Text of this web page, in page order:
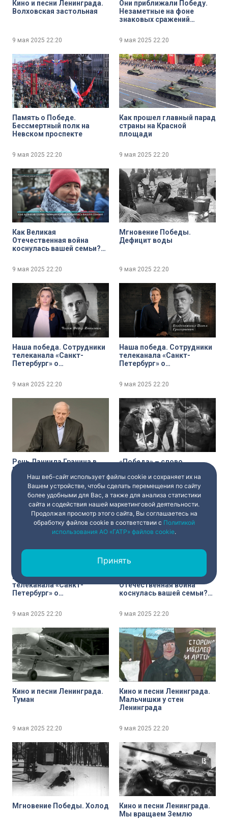
Кино и песни Ленинграда.
Волховская застольная
9 мая 2025 22:20
Они приближали Победу.
Незаметные на фоне
знаковых сражений
9 мая 2025 22:20
Память о Победе.
Бессмертный полк на
Невском проспекте
9 мая 2025 22:20
Как прошел главный парад
страны на Красной
площади
9 мая 2025 22:20
Как Великая
Отечественная война
коснулась вашей семьи?
9 мая 2025 22:20
Мгновение Победы.
Дефицит воды
9 мая 2025 22:20
Наша победа. Сотрудники
телеканала «Санкт-
Петербург» о
9 мая 2025 22:20
Наша победа. Сотрудники
телеканала «Санкт-
Петербург» о
9 мая 2025 22:20
Речь Даниила Гранина в
Бундестаге. 2014 год
9 мая 2025 22:20
«Победа» – слово
и дети на войне
9 мая 202522:20
Наша победа. Сотрудники
телеканала «Санкт-
Петербург» о
9 мая 2025 22:20
Как Великая
Отечественная война
коснулась вашей семьи?
9 мая 2025 22:20
Кино и песни Ленинграда.
Туман
9 мая 2025 22:20
Кино и песни Ленинграда.
Мальчишки у стен
Ленинграда
9 мая 2025 22:20
Мгновение Победы. Холод
Кино и песни Ленинграда.
Мы вращаем Землю
Наш веб-сайт использует файлы cookie и сохраняет их на
Вашем устройстве, чтобы сделать перемещения по сайту
более удобными для Вас, а также для анализа статистики
сайта и содействия нашей маркетинговой деятельности.
Продолжая просмотр этого сайта, Вы соглашаетесь на
обработку файлов cookie в соответствии с Политикой
использования АО «ГАТР» файлов cookie.
Принять